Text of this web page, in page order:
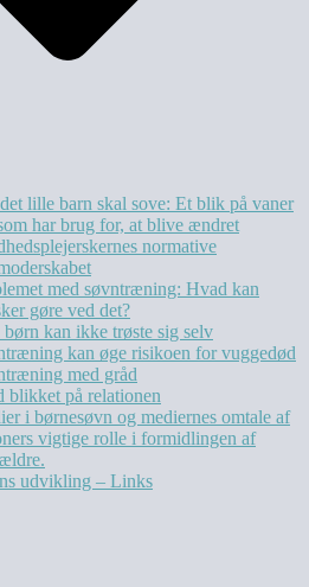
lille barn skal sove: Et blik på vaner
har brug for, at blive ændret
normative
med søvntræning: Hvad kan
gøre ved det?
kan ikke trøste sig selv
kan øge risikoen for vuggedød
med gråd
blikket på relationen
i børnesøvn og mediernes omtale af
vigtige rolle i formidlingen af
udvikling – Links